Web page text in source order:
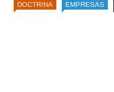
DOCTRINA EMPRESAS